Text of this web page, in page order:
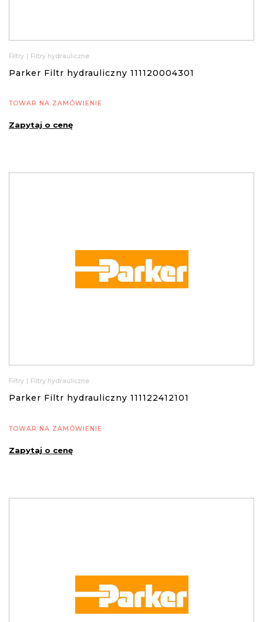
Filtry | Filtry hydrauliczne
Parker Filtr hydrauliczny 111120004301
TOWAR NA ZAMÓWIENIE
Zapytaj o cenę
Filtry Filtry hydrauliczne
Parker Filtr hydrauliczny 111122412101
TOWAR NA ZAMÓWIENIE
Zapytaj o cenę